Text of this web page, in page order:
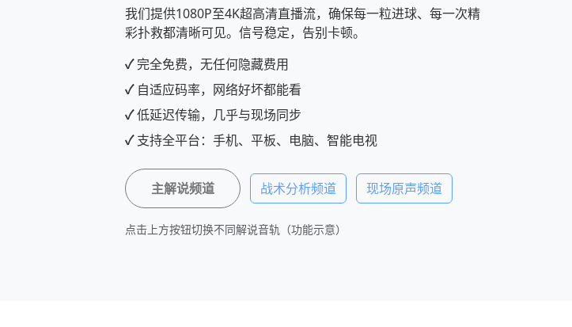
我们提供1080P至4K超高清直播流，确保每一粒进球、每一次精
彩扑救都清晰可见。信号稳定，告别卡顿。
✓完全免费，无任何隐藏费用
✓自适应码率，网络好坏都能看
✓低延迟传输，几乎与现场同步
✓支持全平台：手机、平板、电脑、智能电视
主解说频道 战术分析频道 现场原声频道
点击上方按钮切换不同解说音轨（功能示意）